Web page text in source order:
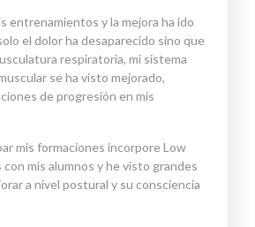
entrenamientos y la mejora ha ido
el dolor ha desaparecido sino que
respiratoria, mi sistema
se ha visto mejorado,
de progresión en mis
mis formaciones incorporeLow
con mis alumnos y he visto grandes
a nivel postural y su consciencia